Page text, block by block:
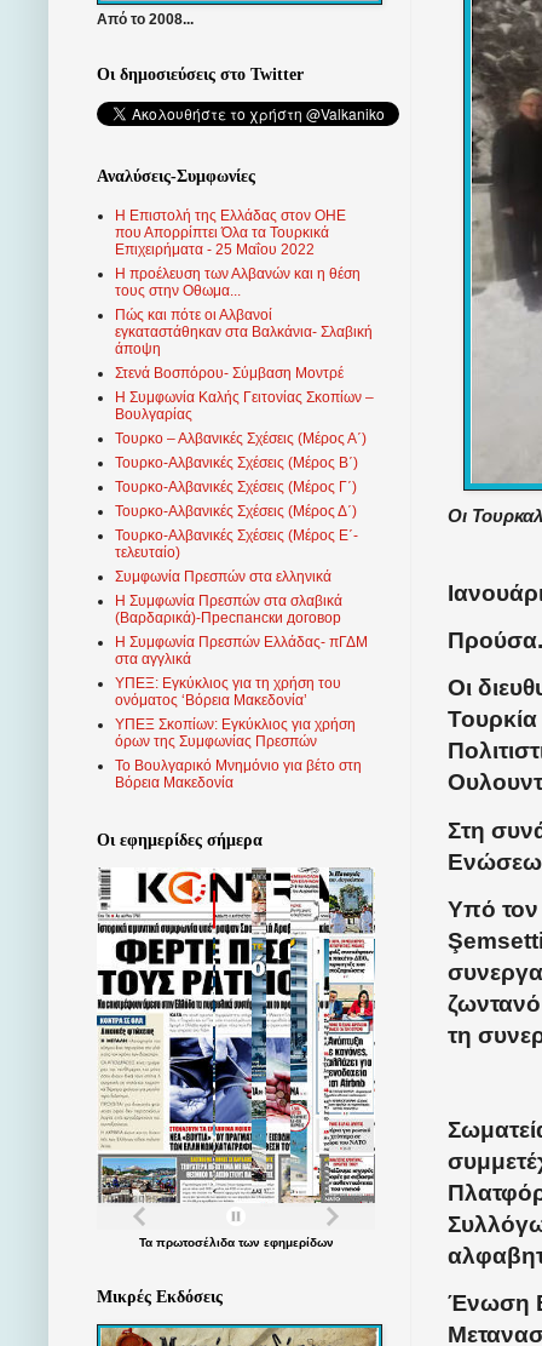
Οι
Προύσα.
Οι
Στη
Υπό τον
τη
Ένωση
Από το 2008...
Οι δημοσιεύσεις στο Twitter
Αναλύσεις-Συμφωνίες
Η Επιστολή της Ελλάδας στον ΟΗΕ
που Απορρίπτει Όλα τα Τουρκικά
Επιχειρήματα - 25 Μαΐου 2022
Η προέλευση των Αλβανών και η θέση
τους στην Οθωμα...
Πώς και πότε οι Αλβανοί
εγκαταστάθηκαν στα Βαλκάνια- Σλαβική
άποψη
Στενά Βοσπόρου- Σύμβαση Μοντρέ
Η Συμφωνία Καλής Γειτονίας Σκοπίων –
Βουλγαρίας
Τουρκο – Αλβανικές Σχέσεις (Mέρος Α΄)
Τουρκο-Αλβανικές Σχέσεις (Μέρος Β΄)
Τουρκο-Αλβανικές Σχέσεις (Μέρος Γ΄)
Τουρκο-Αλβανικές Σχέσεις (Μέρος Δ΄)
Τουρκο-Αλβανικές Σχέσεις (Μέρος Ε΄-
τελευταίο)
Συμφωνία Πρεσπών στα ελληνικά
Η Συμφωνία Πρεσπών στα σλαβικά
(Βαρδαρικά)-Преспански договор
Η Συμφωνία Πρεσπών Ελλάδας- πΓΔΜ
στα αγγλικά
ΥΠΕΞ: Εγκύκλιος για τη χρήση του
ονόματος ‘Βόρεια Μακεδονία’
ΥΠΕΞ Σκοπίων: Εγκύκλιος για χρήση
όρων της Συμφωνίας Πρεσπών
Το Βουλγαρικό Μνημόνιο για βέτο στη
Βόρεια Μακεδονία
Οι εφημερίδες σήμερα
Τα πρωτοσέλιδατων εφημερίδων
Μικρές Εκδόσεις